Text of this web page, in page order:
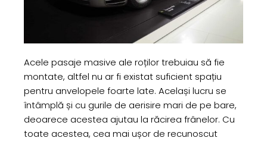
Acele pasaje masive ale roților trebuiau să fie
montate, altfel nu ar fi existat suficient spațiu
pentru anvelopele foarte late. Același lucru se
întâmplă și cu gurile de aerisire mari de pe bare,
deoarece acestea ajutau la răcirea frânelor. Cu
toate acestea, cea mai ușor de recunoscut